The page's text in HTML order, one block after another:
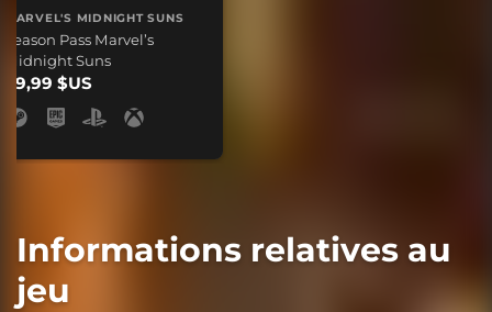
MARVEL'S MIDNIGHT SUNS
Season Pass Marvel’s
Midnight Suns
49,99 $US
Informations relatives au
jeu